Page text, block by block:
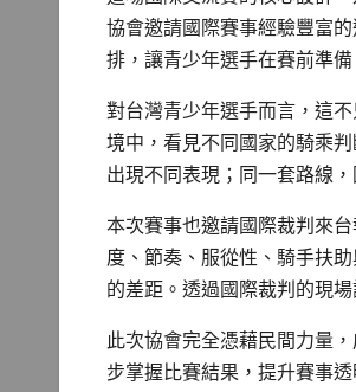
協會邀請國際賽事經驗豐富
排，讓青少年選手在賽前準
對台灣青少年選手而言，這
境中，看見不同國家的騎乘
出現不同表現；同一套路線
本次賽事也邀請國際裁判來
度、節奏、服從性、騎手扶
的差距。透過國際裁判的現
此次協會完全憑藉民間力量
步掌握比賽結果，提升賽事